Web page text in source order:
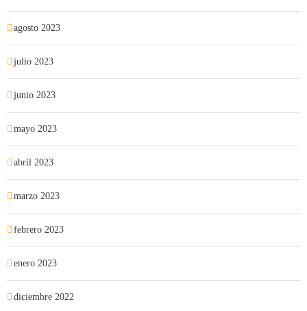
agosto 2023
julio 2023
junio 2023
mayo 2023
abril 2023
marzo 2023
febrero 2023
enero 2023
diciembre 2022